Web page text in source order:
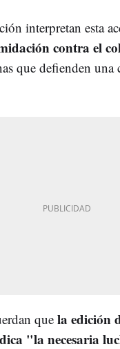
interpretan esta
contra el
que defienden una
que la edición
"la necesaria